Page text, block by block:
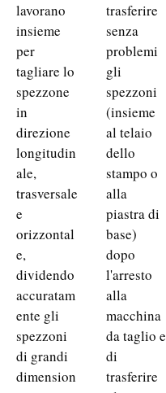
lavorano
insieme
per
tagliare lo
spezzone
in
direzione
longitudin
ale,
trasversale
e
orizzontal
e,
dividendo
accuratam
ente gli
spezzoni
di grandi
dimension
trasferire
senza
problemi
gli
spezzoni
(insieme
al telaio
dello
stampo o
alla
piastra di
base)
dopo
l'arresto
alla
macchina
da taglio e
di
trasferire